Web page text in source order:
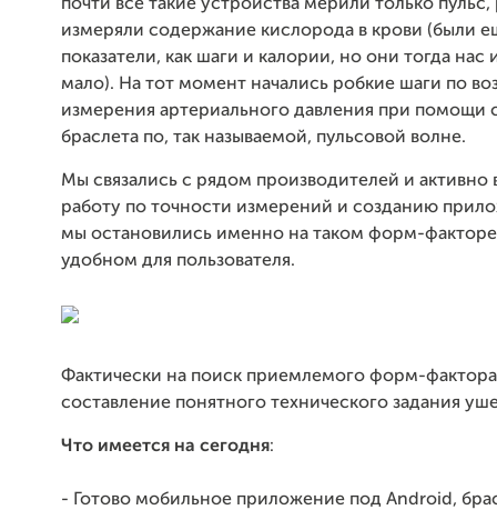
почти все такие устройства мерили только пульс,
измеряли содержание кислорода в крови (были
показатели, как шаги и калории, но они тогда нас
мало). На тот момент начались робкие шаги по
измерения артериального давления при помощи
браслета по, так называемой, пульсовой волне.
Мы связались с рядом производителей и активно
работу по точности измерений и созданию
мы остановились именно на таком форм-
удобном для пользователя.
Фактически на поиск приемлемого форм-
составление понятного технического задания
Что имеется на сегодня:
- Готово мобильное приложение под Android,